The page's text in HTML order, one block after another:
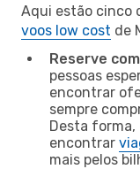
Aqui estão cinco
voos low cost de
Reserve
pessoas
encontrar
sempre
Desta forma,
encontrar
mais pelos